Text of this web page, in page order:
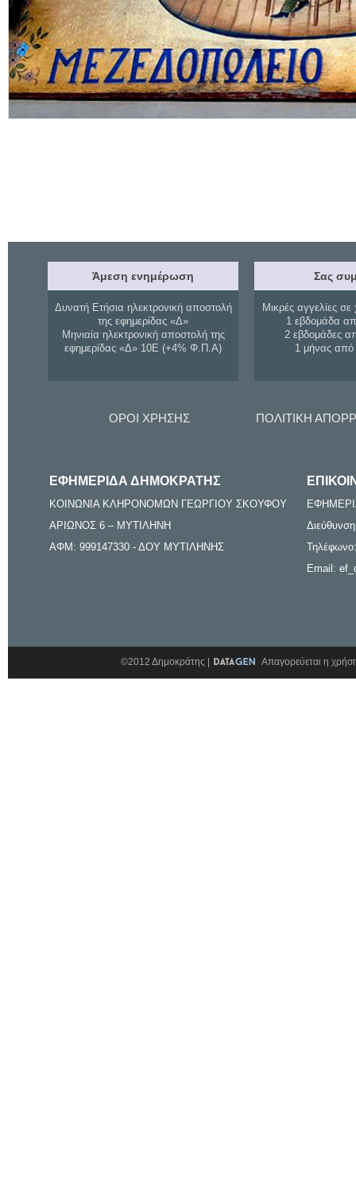
Άμεση ενημέρωση
Δυνατή Ετήσια ηλεκτρονική αποστολή
της εφημερίδας «Δ»
Μηνιαία ηλεκτρονική αποστολή της
εφημερίδας «Δ» 10Ε (+4% Φ.Π.Α)
Σας
Μικρές αγγελίες σε
1 εβδομάδα
2 εβδομάδες
1 μήνας
ΟΡΟΙ ΧΡΗΣΗΣ ΠΟΛΙΤΙΚΗ
ΕΦΗΜΕΡΙΔΑ ΔΗΜΟΚΡΑΤΗΣ
ΚΟΙΝΩΝΙΑ ΚΛΗΡΟΝΟΜΩΝ ΓΕΩΡΓΙΟΥ ΣΚΟΥΦΟΥ
ΑΡΙΩΝΟΣ 6 – ΜΥΤΙΛΗΝΗ
ΑΦΜ: 999147330 - ΔΟΥ ΜΥΤΙΛΗΝΗΣ
Email:
©2012 Δημοκράτης | Απαγορεύεται η